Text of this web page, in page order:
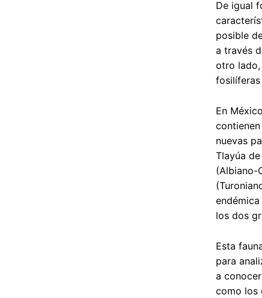
De igual
posible
a través
otro
En
nuevas
Tlayúa
(Albiano-
los dos
Esta
para
a
como los